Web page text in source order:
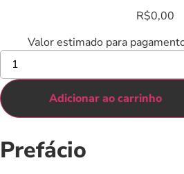
R$0,00
Valor estimado para
Ebook
Socialismo
–
Uma
análise
econômica
sociológica
quantidade
Adicionar ao carrinho
Prefácio